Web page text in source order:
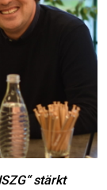
stärkt